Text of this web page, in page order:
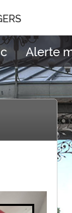
Alerte